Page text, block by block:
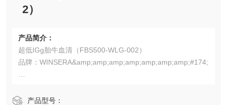
2）
产品简介：
超低IGg胎牛血清（FBS500-WLG-002）
品牌：WINSERA&amp;amp;amp;amp;amp;amp;amp;#174;
相对而言，国产品牌血清由于采血的不可控性和生产工艺的
产品型号：